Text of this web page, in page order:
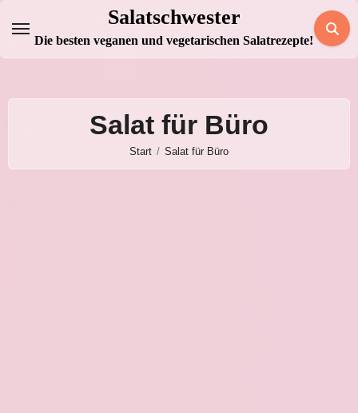
Inhalt
springen
Salatschwester
Die besten veganen und vegetarischen Salatrezepte!
Salat für Büro
Start Salat für Büro